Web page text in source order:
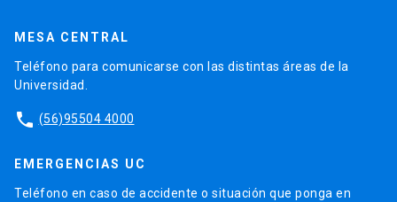
MESA CENTRAL
Teléfono para comunicarse con las distintas áreas de la
Universidad.
phone (56)95504 4000
EMERGENCIAS UC
Teléfono en caso de accidente o situación que ponga en